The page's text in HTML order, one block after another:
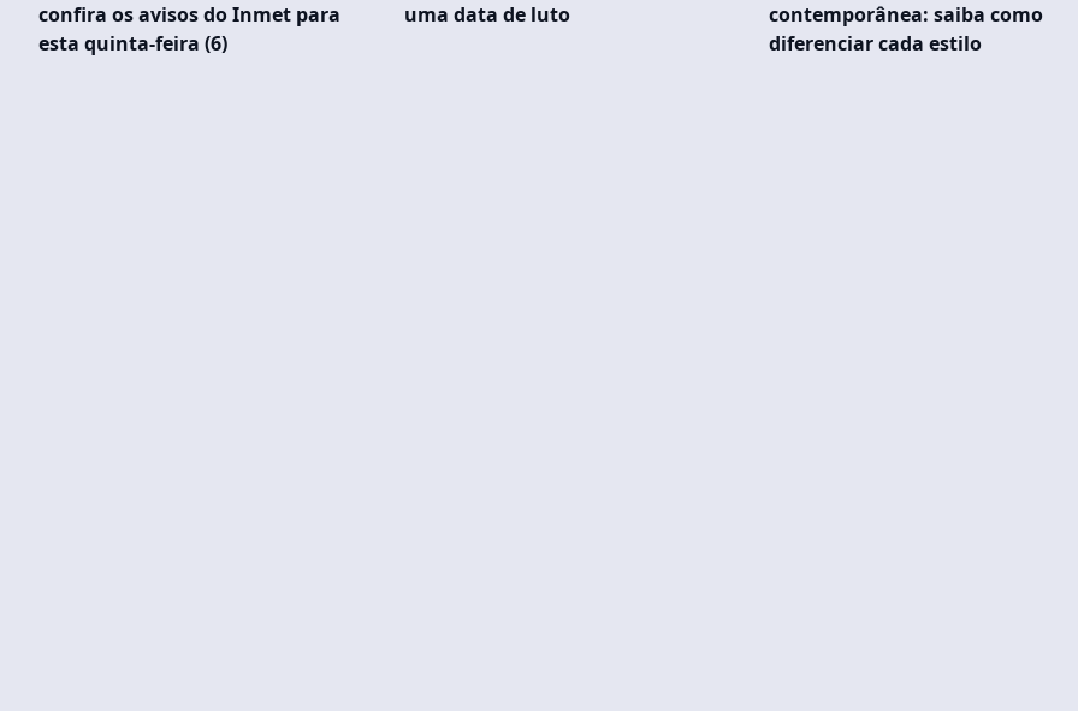
confira os avisos do Inmet para
esta quinta-feira (6)
uma data de luto
contemporânea: saiba como
diferenciar cada estilo